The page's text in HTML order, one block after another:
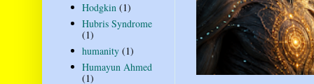
Hodgkin (1)
Hubris Syndrome
(1)
humanity (1)
Humayun Ahmed
(1)